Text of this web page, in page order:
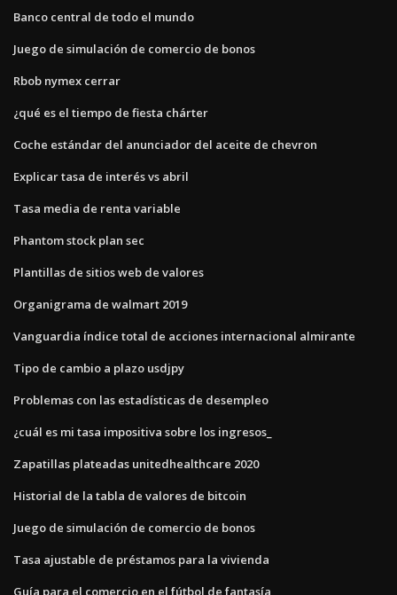
Banco central de todo el mundo
Juego de simulación de comercio de bonos
Rbob nymex cerrar
¿qué es el tiempo de fiesta chárter
Coche estándar del anunciador del aceite de chevron
Explicar tasa de interés vs abril
Tasa media de renta variable
Phantom stock plan sec
Plantillas de sitios web de valores
Organigrama de walmart 2019
Vanguardia índice total de acciones internacional almirante
Tipo de cambio a plazo usdjpy
Problemas con las estadísticas de desempleo
¿cuál es mi tasa impositiva sobre los ingresos_
Zapatillas plateadas unitedhealthcare 2020
Historial de la tabla de valores de bitcoin
Juego de simulación de comercio de bonos
Tasa ajustable de préstamos para la vivienda
Guía para el comercio en el fútbol de fantasía